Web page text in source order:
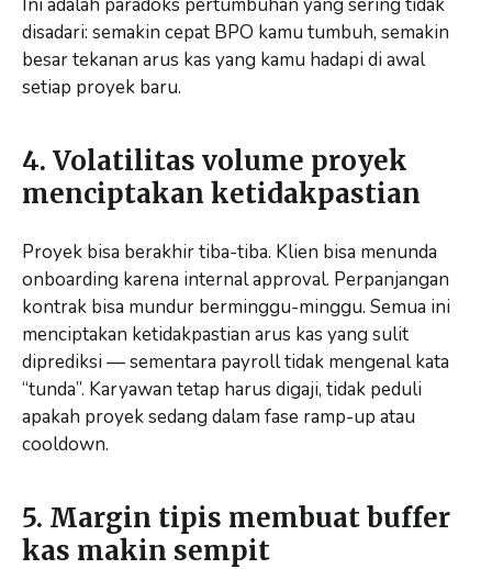
disadari: semakin cepat BPO kamu tumbuh, semakin
besar tekanan arus kas yang kamu hadapi di awal
setiap proyek baru.
4. Volatilitas volume proyek
menciptakan ketidakpastian
Proyek bisa berakhir tiba-tiba. Klien bisa menunda
onboarding karena internal approval. Perpanjangan
kontrak bisa mundur berminggu-minggu. Semua ini
menciptakan ketidakpastian arus kas yang sulit
diprediksi — sementara payroll tidak mengenal kata
“tunda”. Karyawan tetap harus digaji, tidak peduli
apakah proyek sedang dalam fase ramp-up atau
cooldown.
5. Margin tipis membuat buffer
kas makin sempit